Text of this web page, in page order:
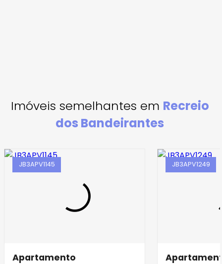
Imóveis semelhantes em Recreio
dos Bandeirantes
JB3APV1145
Apartamento
JB3APV1249